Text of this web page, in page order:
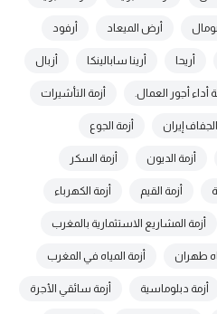
أرض الميعاد أرفود
أريحا أرينا سابالينكا أزبال
أداء أجور العمال. أزمة التأشيرات
الجفاف إيران أزمة الجوع
أزمة الديون أزمة السكر
أزمة القيم أزمة الكهرباء
أزمة المشاريع الاستثمارية بالمغرب
طهران أزمة المياه في المغرب
أزمة دبلوماسية أزمة سائقي الأجرة